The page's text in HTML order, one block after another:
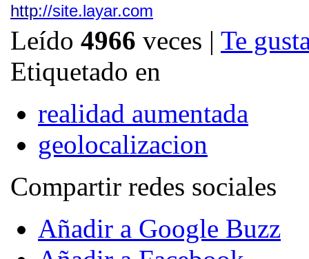
http://site.layar.com
Leído 4966 veces | Te
Etiquetado en
realidad aumentada
geolocalizacion
Compartir redes sociales
Añadir a Google Buzz